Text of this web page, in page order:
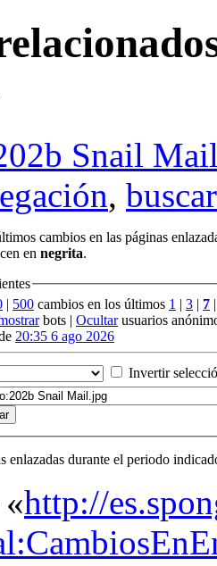
Snail
, buscar
cambios en las páginas
en negrita.
500 cambios en los últimos 1 3 7
bots | Ocultarusuarios
20:35 6 ago 2026
Invertir
enlazadas durante el periodo
http://